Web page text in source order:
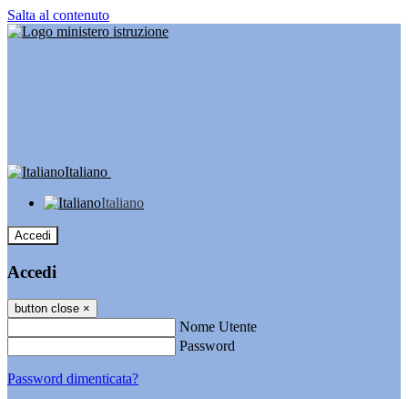
Salta al contenuto
Italiano
Italiano
Accedi
Accedi
button close ×
Nome Utente
Password
Password dimenticata?